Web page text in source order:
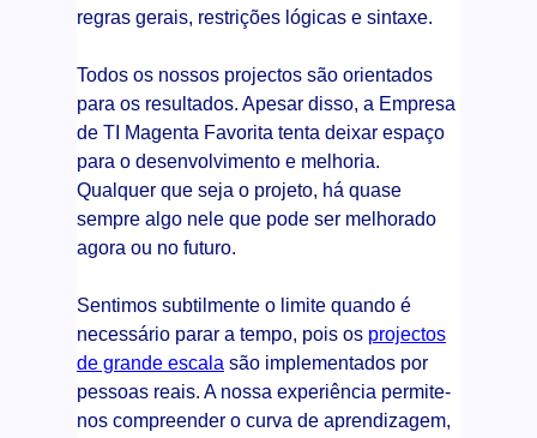
regras gerais, restrições lógicas e sintaxe.
Todos os nossos projectos são orientados
para os resultados. Apesar disso, a Empresa
de TI Magenta Favorita tenta deixar espaço
para o desenvolvimento e melhoria.
Qualquer que seja o projeto, há quase
sempre algo nele que pode ser melhorado
agora ou no futuro.
Sentimos subtilmente o limite quando é
necessário parar a tempo, pois os projectos
de grande escala são implementados por
pessoas reais. A nossa experiência permite-
nos compreender o curva de aprendizagem,